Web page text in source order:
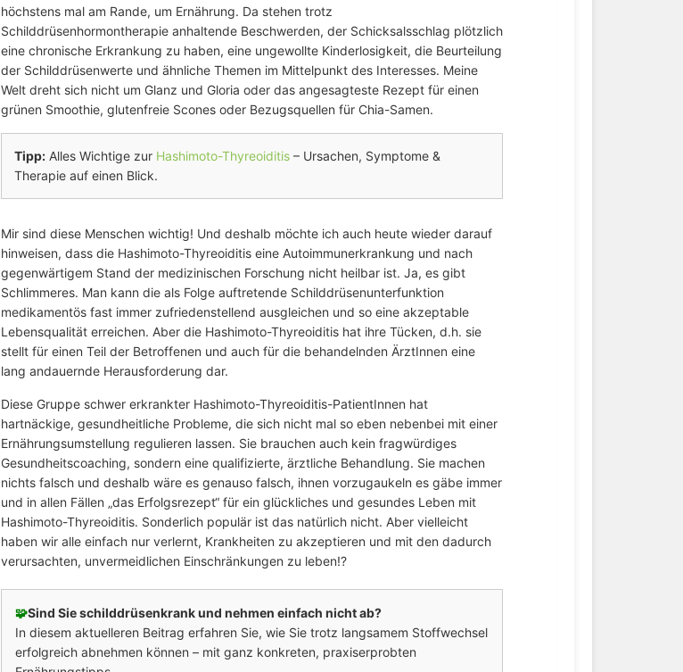
höchstens mal am Rande, um Ernährung. Da stehen trotz
Schilddrüsenhormontherapie anhaltende Beschwerden, der Schicksalsschlag plötzlich
eine chronische Erkrankung zu haben, eine ungewollte Kinderlosigkeit, die Beurteilung
der Schilddrüsenwerte und ähnliche Themen im Mittelpunkt des Interesses. Meine
Welt dreht sich nicht um Glanz und Gloria oder das angesagteste Rezept für einen
grünen Smoothie, glutenfreie Scones oder Bezugsquellen für Chia-Samen.
Tipp:Alles Wichtige zur Hashimoto-Thyreoiditis– Ursachen, Symptome &
Therapie auf einen Blick.
Mir sind diese Menschen wichtig! Und deshalb möchte ich auch heute wieder darauf
hinweisen, dass die Hashimoto-Thyreoiditis eine Autoimmunerkrankung und nach
gegenwärtigem Stand der medizinischen Forschung nicht heilbar ist. Ja, es gibt
Schlimmeres. Man kann die als Folge auftretende Schilddrüsenunterfunktion
medikamentös fast immer zufriedenstellend ausgleichen und so eine akzeptable
Lebensqualität erreichen. Aber die Hashimoto-Thyreoiditis hat ihre Tücken, d.h. sie
stellt für einen Teil der Betroffenen und auch für die behandelnden ÄrztInnen eine
lang andauernde Herausforderung dar.
Diese Gruppe schwer erkrankter Hashimoto-Thyreoiditis-PatientInnen hat
hartnäckige, gesundheitliche Probleme, die sich nicht mal so eben nebenbei mit einer
Ernährungsumstellung regulieren lassen. Sie brauchen auch kein fragwürdiges
Gesundheitscoaching, sondern eine qualifizierte, ärztliche Behandlung. Sie machen
nichts falsch und deshalb wäre es genauso falsch, ihnen vorzugaukeln es gäbe immer
und in allen Fällen „das Erfolgsrezept“ für ein glückliches und gesundes Leben mit
Hashimoto-Thyreoiditis. Sonderlich populär ist das natürlich nicht. Aber vielleicht
haben wir alle einfach nur verlernt, Krankheiten zu akzeptieren und mit den dadurch
verursachten, unvermeidlichen Einschränkungen zu leben!?
🧩Sind Sie schilddrüsenkrank und nehmen einfach nicht ab?
In diesem aktuelleren Beitrag erfahren Sie, wie Sie trotz langsamem Stoffwechsel
erfolgreich abnehmen können – mit ganz konkreten, praxiserprobten